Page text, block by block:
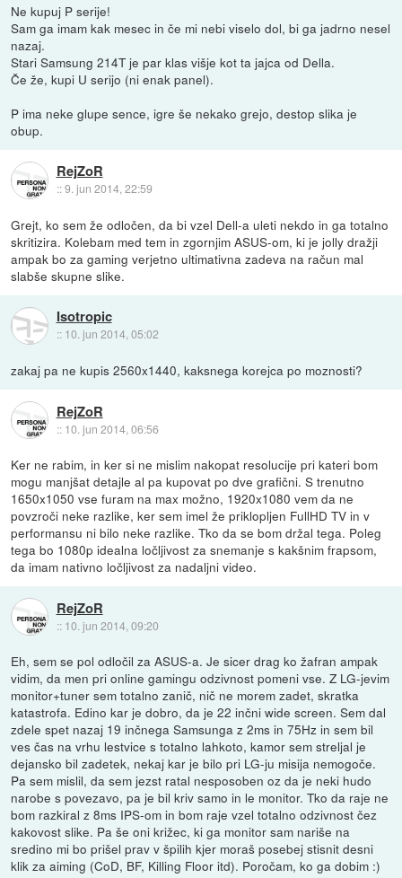
Ne kupuj P serije!
Sam ga imam kak mesec in če mi nebi viselo dol, bi ga jadrno nesel
nazaj.
Stari Samsung 214T je par klas višje kot ta jajca od Della.
Če že, kupi U serijo (ni enak panel).
P ima neke glupe sence, igre še nekako grejo, destop slika je
obup.
RejZoR
::9. jun 2014, 22:59
Grejt, ko sem že odločen, da bi vzel Dell-a uleti nekdo in ga totalno
skritizira. Kolebam med tem in zgornjim ASUS-om, ki je jolly dražji
ampak bo za gaming verjetno ultimativna zadeva na račun mal
slabše skupne slike.
Isotropic
:: 10. jun 2014, 05:02
zakaj pa ne kupis 2560x1440, kaksnega korejca po moznosti?
RejZoR
:: 10. jun 2014, 06:56
Ker ne rabim, in ker si ne mislim nakopat resolucije pri kateri bom
mogu manjšat detajle al pa kupovat po dve grafični. S trenutno
1650x1050 vse furam na max možno, 1920x1080 vem da ne
povzroči neke razlike, ker sem imel že priklopljen FullHD TV in v
performansu ni bilo neke razlike. Tko da se bom držal tega. Poleg
tega bo 1080p idealna ločljivost za snemanje s kakšnim frapsom,
da imam nativno ločljivost za nadaljni video.
RejZoR
:: 10. jun 2014, 09:20
Eh, sem se pol odločil za ASUS-a. Je sicer drag ko žafran ampak
vidim, da men pri online gamingu odzivnost pomeni vse. Z LG-jevim
monitor+tuner sem totalno zanič, nič ne morem zadet, skratka
katastrofa. Edino kar je dobro, da je 22 inčni wide screen. Sem dal
zdele spet nazaj 19 inčnega Samsunga z 2ms in 75Hz in sem bil
ves čas na vrhu lestvice s totalno lahkoto, kamor sem streljal je
dejansko bil zadetek, nekaj kar je bilo pri LG-ju misija nemogoče.
Pa sem mislil, da sem jezst ratal nesposoben oz da je neki hudo
narobe s povezavo, pa je bil kriv samo in le monitor. Tko da raje ne
bom razkiral z 8ms IPS-om in bom raje vzel totalno odzivnost čez
kakovost slike. Pa še oni križec, ki ga monitor sam nariše na
sredino mi bo prišel prav v špilih kjer moraš posebej stisnit desni
klik za aiming (CoD, BF, Killing Floor itd). Poročam, ko ga dobim :)